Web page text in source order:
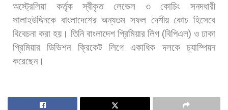
অস্ট্রেলিয়া
কর্তৃক স্বীকৃত লেভেল ৩ কোচিং
সনদধারী
সালাহউদ্দিনকে বাংলাদেশের অন্যতম সফল দেশীয় কোচ হিসেবে
বিবেচনা করা হয়। তিনি বাংলাদেশ প্রিমিয়ার লিগ (বিপিএল) ও ঢাকা
প্রিমিয়ার
ডিভিশন ক্রিকেট লিগে একাধিক দলকে
চ্যাম্পিয়ন
করেছেন।